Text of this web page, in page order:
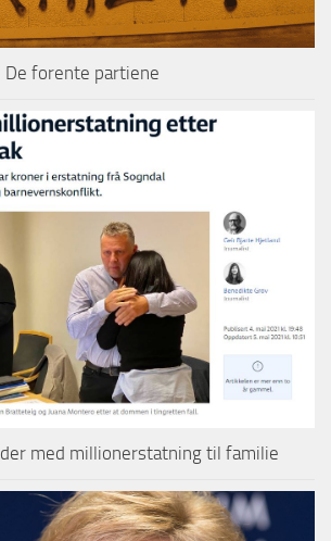
forente partiene
med millionerstatning til familie